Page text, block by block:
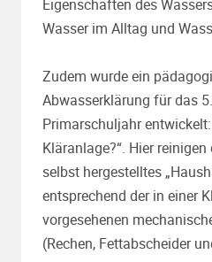
Eigenschaften des
Wasser im Alltag und
Zudem wurde ein
Abwasserklärung für das
Primarschuljahr
Kläranlage?“. Hier
selbst hergestelltes
entsprechend der in einer
vorgesehenen
(Rechen, Fettabscheider